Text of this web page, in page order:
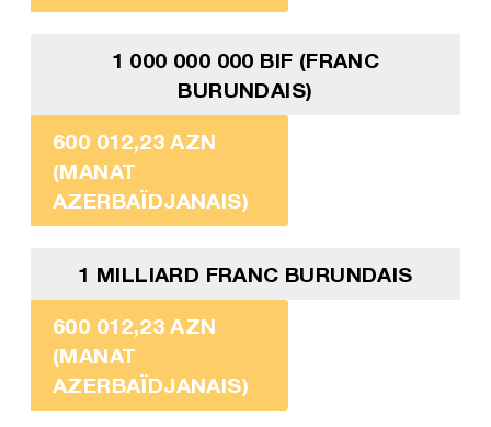
1 000 000 000 BIF (FRANC
BURUNDAIS)
600 012,23 AZN
(MANAT
AZERBAÏDJANAIS)
1 MILLIARD FRANC BURUNDAIS
600 012,23 AZN
(MANAT
AZERBAÏDJANAIS)